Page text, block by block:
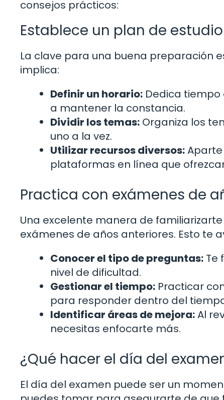
consejos prácticos:
Establece un plan de estudio
La clave para una buena preparación
implica:
Definir un horario: Dedica
a mantener la constancia.
Dividir los temas: Organiza los
uno a la vez.
Utilizar recursos diversos:
plataformas en línea que
Practica con exámenes de
Una excelente manera de
exámenes de años anteriores. Esto te
Conocer el tipo de preguntas: Te
nivel de dificultad.
Gestionar el tiempo: Practicar
para responder dentro del
Identificar áreas de mejora:Al
necesitas enfocarte más.
¿Qué hacer el día del
El día del examen puede ser un